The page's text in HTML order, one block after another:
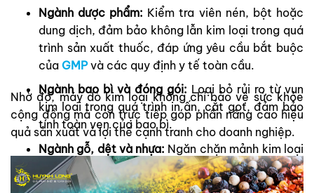
Ngành dược phẩm: Kiểm tra viên nén, bột hoặc
dung dịch, đảm bảo không lẫn kim loại trong quá
trình sản xuất thuốc, đáp ứng yêu cầu bắt buộc
của GMPvà các quy định y tế toàn cầu.
Ngành bao bì và đóng gói: Loại bỏ rủi ro từ vụn
kim loại trong quá trình in ấn, cắt gọt, đảm bảo
tính toàn vẹn của bao bì.
Ngành gỗ, dệt và nhựa: Ngăn chặn mảnh kim loại
lẫn trong nguyên liệu thô gây hỏng hóc thiết bị
sản xuất và làm giảm chất lượng thành phẩm.
Nhờ đó, máy dò kim loại không chỉ bảo vệ sức khỏe
cộng đồng mà còn trực tiếp góp phần nâng cao hiệu
quả sản xuất và lợi thế cạnh tranh cho doanh nghiệp.